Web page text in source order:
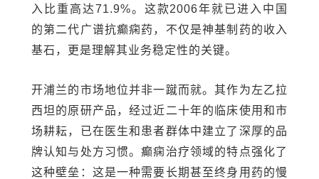
入比重高达71.9%。这款2006年就已进入中国
的第二代广谱抗癫痫药，不仅是神基制药的收入
基石，更是理解其业务稳定性的关键。
开浦兰的市场地位并非一蹴而就。其作为左乙拉
西坦的原研产品，经过近二十年的临床使用和市
场耕耘，已在医生和患者群体中建立了深厚的品
牌认知与处方习惯。癫痫治疗领域的特点强化了
这种壁垒：这是一种需要长期甚至终身用药的慢